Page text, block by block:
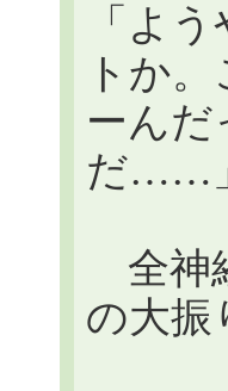
「よ
トか
ーんだ
だ……
全神
の大振